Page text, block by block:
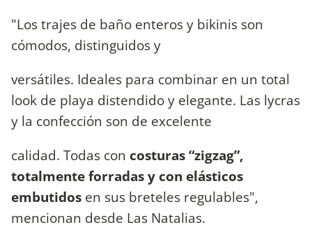
"Los trajes de baño enteros y bikinis son
cómodos, distinguidos y
versátiles. Ideales para combinar en un total
look de playa distendido y elegante. Las lycras
y la confección son de excelente
calidad. Todas con costuras “zigzag”,
totalmente forradas y con elásticos
embutidos en sus breteles regulables",
mencionan desde Las Natalias.